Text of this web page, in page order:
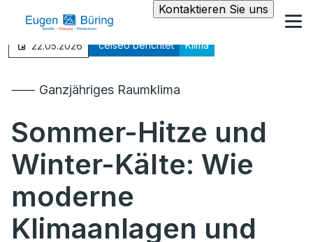
Kontaktieren Sie uns
22.05.2026 °celseo berichtet Klima
⸺ Ganzjähriges Raumklima
Sommer-Hitze und
Winter-Kälte: Wie
moderne
Klimaanlagen und